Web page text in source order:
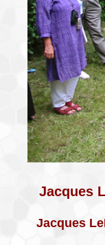
Jacques
Jacques